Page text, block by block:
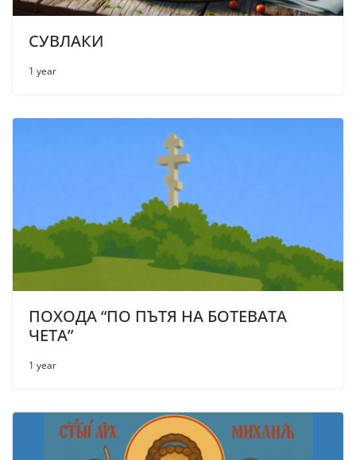
СУВЛАКИ
1 year
ПОХОДА “ПО ПЪТЯ НА БОТЕВАТА
ЧЕТА”
1 year